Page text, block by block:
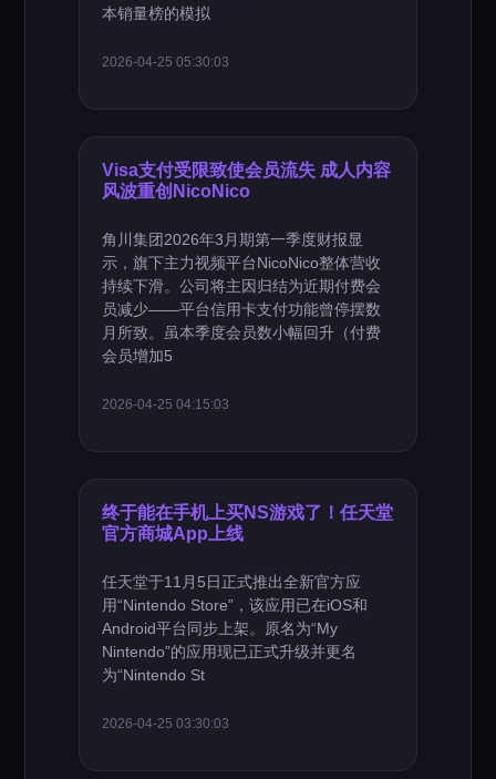
本销量榜的模拟
2026-04-25 05:30:03
Visa支付受限致使会员流失 成人内容
风波重创NicoNico
角川集团2026年3月期第一季度财报显
示，旗下主力视频平台NicoNico整体营收
持续下滑。公司将主因归结为近期付费会
员减少——平台信用卡支付功能曾停摆数
月所致。虽本季度会员数小幅回升（付费
会员增加5
2026-04-25 04:15:03
终于能在手机上买NS游戏了！任天堂
官方商城App上线
任天堂于11月5日正式推出全新官方应
用“Nintendo Store”，该应用已在iOS和
Android平台同步上架。原名为“My
Nintendo”的应用现已正式升级并更名
为“Nintendo St
2026-04-25 03:30:03